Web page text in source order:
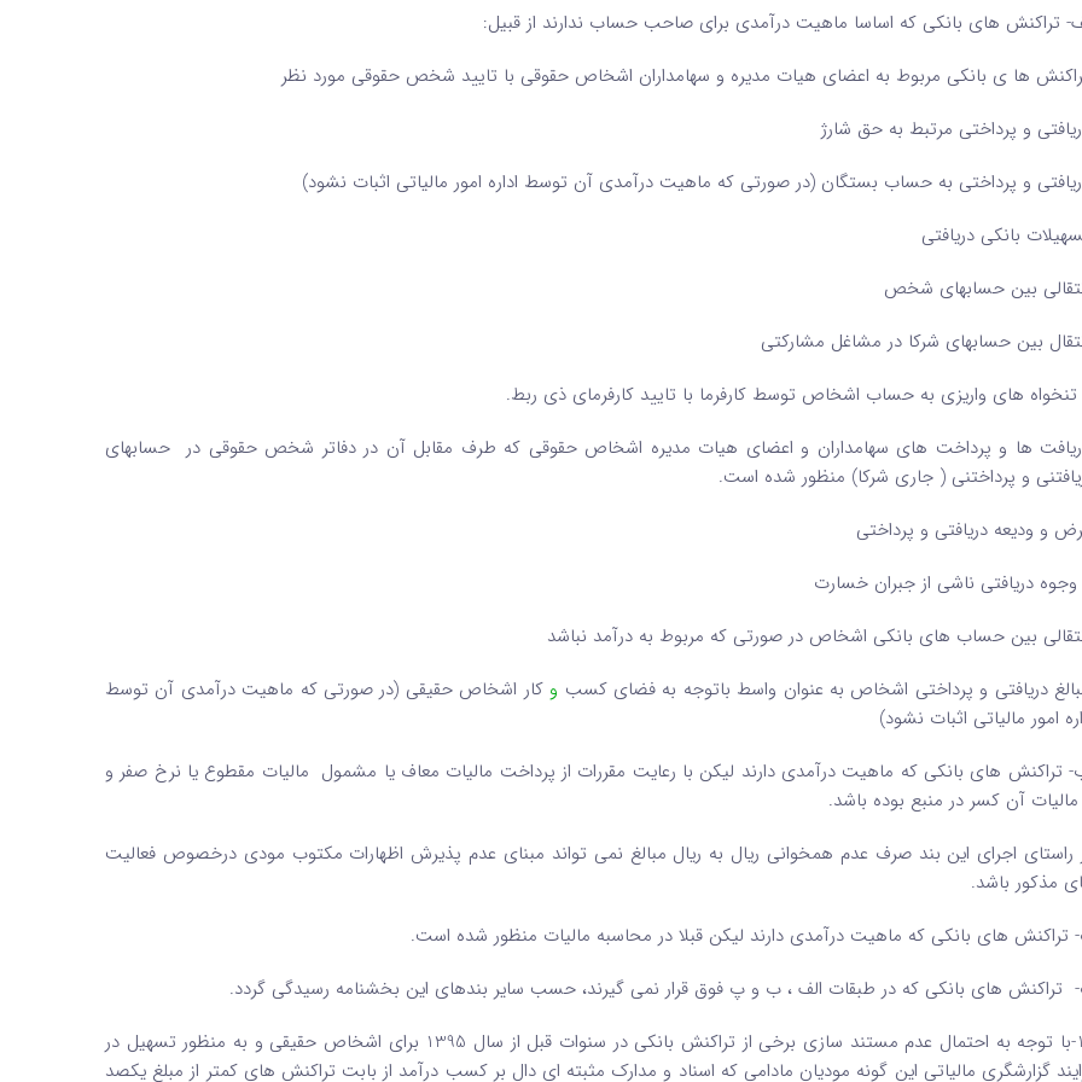
تراکنش های بانکی که اساسا ماهیت درآمدی برای صاحب حساب ندارند از قبیل:
ها ی بانکی مربوط به اعضای هیات مدیره و سهامداران اشخاص حقوقی با تایید شخص حقوقی مورد نظر
و پرداختی مرتبط به حق شارژ
و پرداختی به حساب بستگان (در صورتی که ماهیت درآمدی آن توسط اداره امور مالیاتی اثبات نشود)
بانکی دریافتی
بین حسابهای شخص
بین حسابهای شرکا در مشاغل مشارکتی
های واریزی به حساب اشخاص توسط کارفرما با تایید کارفرمای ذی ربط.
ها و پرداخت های سهامداران و اعضای هیات مدیره اشخاص حقوقی که طرف مقابل آن در دفاتر شخص حقوقی در
حسابهای
و پرداختنی ( جاری شرکا) منظور شده است.
و ودیعه دریافتی و پرداختی
دریافتی ناشی از جبران خسارت
بین حساب های بانکی اشخاص در صورتی که مربوط به درآمد نباشد
دریافتی و پرداختی اشخاص به عنوان واسط باتوجه به فضای کسب و کار اشخاص حقیقی (در صورتی که ماهیت درآمدی آن توسط
امور مالیاتی اثبات نشود)
تراکنش های بانکی که ماهیت درآمدی دارند لیکن با رعایت مقررات از پرداخت مالیات معاف یا مشمول مالیات مقطوع یا نرخ صفر و
مالیات آن کسر در منبع بوده باشد.
راستای اجرای این بند صرف عدم همخوانی ریال به ریال مبالغ نمی تواند مبنای عدم پذیرش اظهارات مکتوب مودی درخصوص فعالیت
مذکور باشد.
تراکنش های بانکی که ماهیت درآمدی دارند لیکن قبلا در محاسبه مالیات منظور شده است.
تراکنش های بانکی که در طبقات الف ، ب و پ فوق قرار نمی گیرند، حسب سایر بندهای این بخشنامه رسیدگی گردد.
10-با توجه به احتمال عدم مستند سازی برخی از تراکنش بانکی در سنوات قبل از سال 1395 برای اشخاص حقیقی و به منظور تسهیل در
گزارشگری مالیاتی این گونه مودیان مادامی که اسناد و مدارک مثبته ای دال بر کسب درآمد از بابت تراکنش های کمتر از مبلغ یکصد